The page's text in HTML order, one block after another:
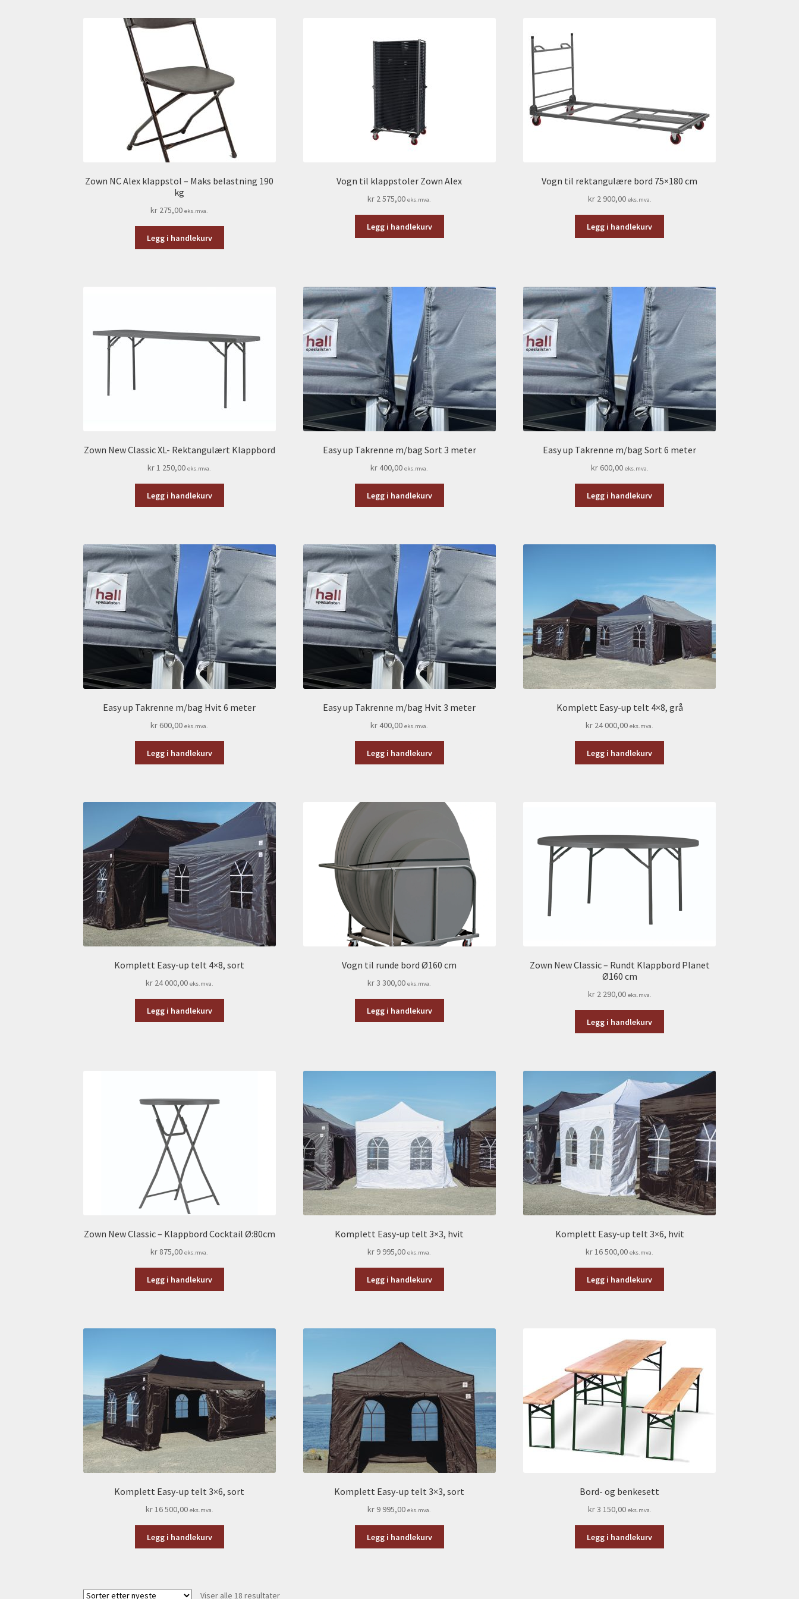
Zown NC Alex klappstol – Maks belastning 190
kg
kr 275,00 eks.mva.
Legg i handlekurv
Vogn til klappstoler Zown Alex
kr 2 575,00 eks.mva.
Legg i handlekurv
Vogn til rektangulære bord 75×180 cm
kr2 900,00 eks.mva.
Legg i handlekurv
Zown New Classic XL- Rektangulært Klappbord
kr1 250,00 eks.mva.
Legg i handlekurv
Easy up Takrenne m/bag Sort 3 meter
kr 400,00 eks.mva.
Legg i handlekurv
Easy up Takrenne m/bag Sort 6 meter
kr600,00 eks.mva.
Legg i handlekurv
Easy up Takrenne m/bag Hvit 6 meter
kr 600,00 eks.mva.
Legg i handlekurv
Easy up Takrenne m/bag Hvit 3 meter
kr 400,00 eks.mva.
Legg i handlekurv
Komplett Easy-up telt 4×8, grå
kr 24 000,00 eks.mva.
Legg i handlekurv
Komplett Easy-up telt 4×8, sort
kr24 000,00 eks.mva.
Legg i handlekurv
Vogn til runde bord Ø160 cm
kr3 300,00 eks.mva.
Legg i handlekurv
Zown New Classic – Rundt Klappbord Planet
Ø160 cm
kr2 290,00 eks.mva.
Legg i handlekurv
Zown New Classic – Klappbord Cocktail Ø:80cm
kr 875,00 eks.mva.
Legg i handlekurv
Komplett Easy-up telt 3×3, hvit
kr 9 995,00 eks.mva.
Legg i handlekurv
Komplett Easy-up telt 3×6, hvit
kr16 500,00 eks.mva.
Legg i handlekurv
Komplett Easy-up telt 3×6, sort
kr16 500,00 eks.mva.
Legg i handlekurv
Komplett Easy-up telt 3×3, sort
kr 9 995,00 eks.mva.
Legg i handlekurv
Bord- og benkesett
kr3 150,00 eks.mva.
Legg i handlekurv
Viser alle 18 resultaterSortert